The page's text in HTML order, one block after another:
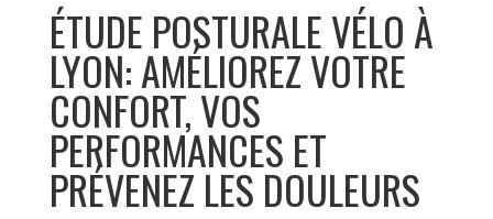
ÉTUDE POSTURALE VÉLO À
LYON: AMÉLIOREZ VOTRE
CONFORT, VOS
PERFORMANCES ET
PRÉVENEZ LES DOULEURS